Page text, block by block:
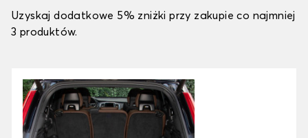
Uzyskaj dodatkowe 5% zniżki przy zakupie co najmniej
3 produktów.